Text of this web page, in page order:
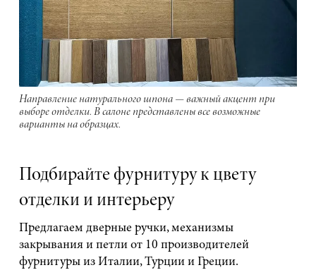
Направление натурального шпона — важный акцент при
выборе отделки. В салоне представлены все возможные
варианты на образцах.
Подбирайте фурнитуру к цвету
отделки и интерьеру
Предлагаем дверные ручки, механизмы
закрывания и петли от 10 производителей
фурнитуры из Италии, Турции и Греции.